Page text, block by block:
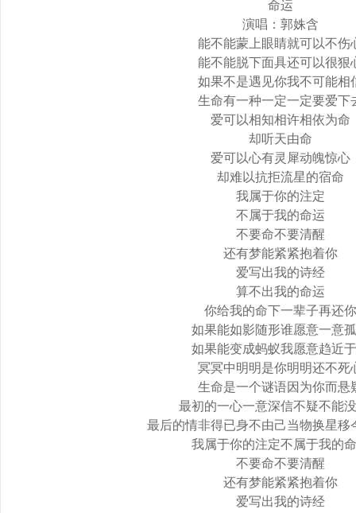
命运
演唱：郭姝含
能不能蒙上眼睛就可以不伤
能不能脱下面具还可以很狠
如果不是遇见你我不可能相
生命有一种一定一定要爱下
爱可以相知相许相依为命
却听天由命
爱可以心有灵犀动魄惊心
却难以抗拒流星的宿命
我属于你的注定
不属于我的命运
不要命不要清醒
还有梦能紧紧抱着你
爱写出我的诗经
算不出我的命运
你给我的命下一辈子再还
如果能如影随形谁愿意一意
如果能变成蚂蚁我愿意趋近
冥冥中明明是你明明还不死
生命是一个谜语因为你而悬
最初的一心一意深信不疑不能
最后的情非得已身不由己当物换星移
我属于你的注定不属于我的
不要命不要清醒
还有梦能紧紧抱着你
爱写出我的诗经